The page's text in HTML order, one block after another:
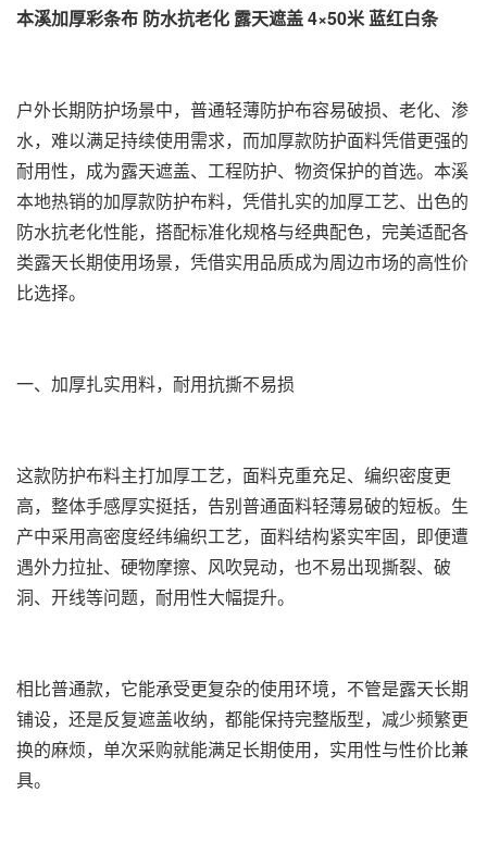
本溪加厚彩条布 防水抗老化 露天遮盖 4×50米 蓝红白条
户外长期防护场景中，普通轻薄防护布容易破损、老化、渗
水，难以满足持续使用需求，而加厚款防护面料凭借更强的
耐用性，成为露天遮盖、工程防护、物资保护的首选。本溪
本地热销的加厚款防护布料，凭借扎实的加厚工艺、出色的
防水抗老化性能，搭配标准化规格与经典配色，完美适配各
类露天长期使用场景，凭借实用品质成为周边市场的高性价
比选择。
一、加厚扎实用料，耐用抗撕不易损
这款防护布料主打加厚工艺，面料克重充足、编织密度更
高，整体手感厚实挺括，告别普通面料轻薄易破的短板。生
产中采用高密度经纬编织工艺，面料结构紧实牢固，即便遭
遇外力拉扯、硬物摩擦、风吹晃动，也不易出现撕裂、破
洞、开线等问题，耐用性大幅提升。
相比普通款，它能承受更复杂的使用环境，不管是露天长期
铺设，还是反复遮盖收纳，都能保持完整版型，减少频繁更
换的麻烦，单次采购就能满足长期使用，实用性与性价比兼
具。